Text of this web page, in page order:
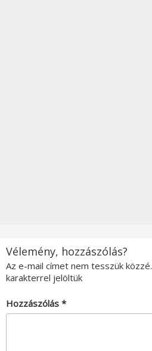
Vélemény, hozzászólás?
Az e-mail címet nem tesszük közzé.
karakterrel jelöltük
Hozzászólás *